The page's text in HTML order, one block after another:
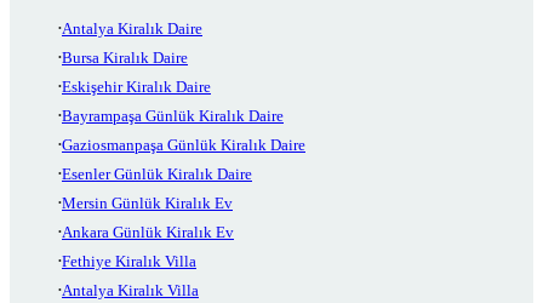
Antalya Kiralık Daire
Bursa Kiralık Daire
Eskişehir Kiralık Daire
Bayrampaşa Günlük Kiralık Daire
Gaziosmanpaşa Günlük Kiralık Daire
Esenler Günlük Kiralık Daire
Mersin Günlük Kiralık Ev
Ankara Günlük Kiralık Ev
Fethiye Kiralık Villa
Antalya Kiralık Villa